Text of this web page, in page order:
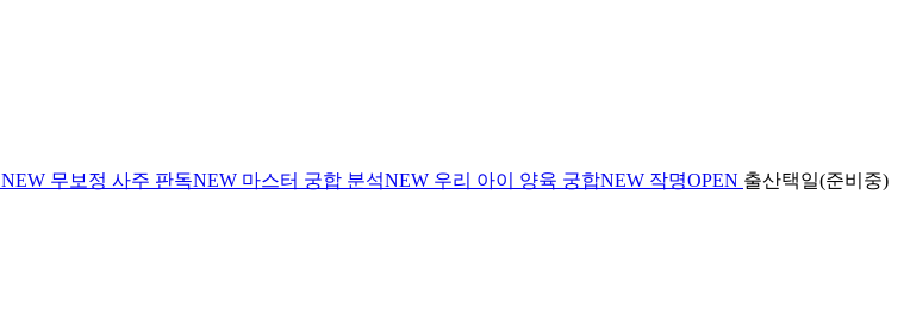
NEW 무보정 사주 판독NEW 마스터 궁합 분석NEW 우리 아이 양육 궁합NEW 작명OPEN 출산택일(준비중)